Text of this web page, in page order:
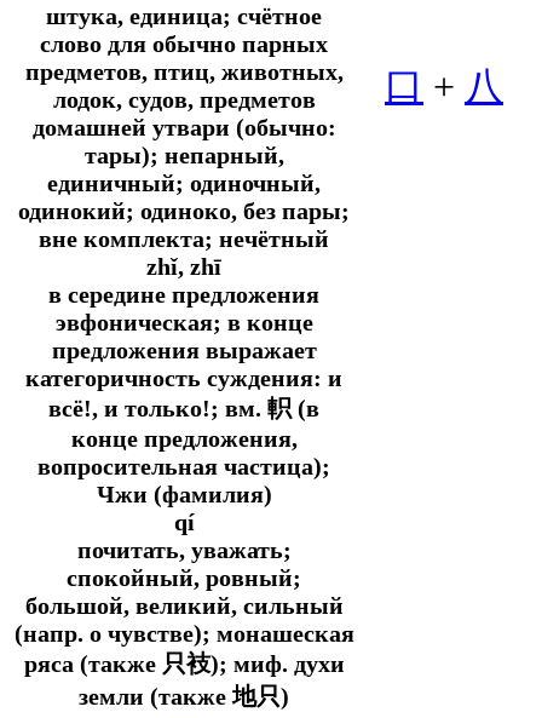
штука, единица; счётное
слово для обычно парных
предметов, птиц, животных,
лодок, судов, предметов
домашней утвари (обычно:
тары); непарный,
единичный; одиночный,
одинокий; одиноко, без пары;
вне комплекта; нечётный
zhǐ, zhī
в середине предложения
эвфоническая; в конце
предложения выражает
категоричность суждения: и
всё!, и только!; вм. 軹 (в
конце предложения,
вопросительная частица);
Чжи (фамилия)
qí
почитать, уважать;
спокойный, ровный;
большой, великий, сильный
(напр. о чувстве); монашеская
ряса (также 只衼); миф. духи
земли (также 地只)
口 + 八